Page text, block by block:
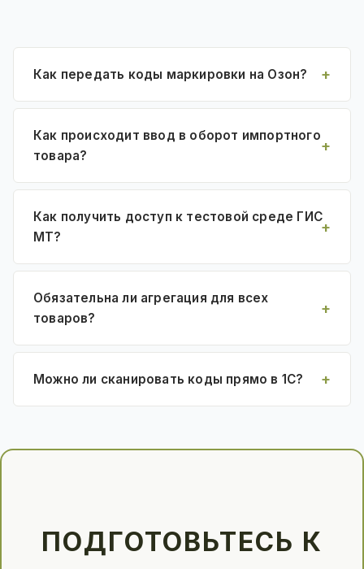
Как передать коды маркировки на Озон?
Как происходит ввод в оборот импортного
товара?
Как получить доступ к тестовой среде ГИС
МТ?
Обязательна ли агрегация для всех
товаров?
Можно ли сканировать коды прямо в 1С?
ПОДГОТОВЬТЕСЬ К